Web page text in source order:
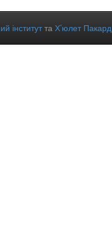
інститутта Х’юлет Пакард